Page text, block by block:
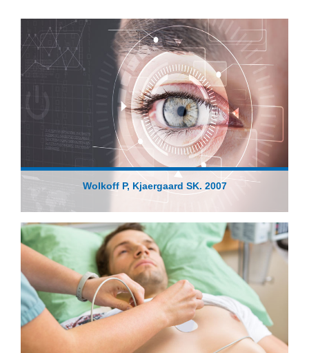
Wolkoff P, Kjaergaard SK. 2007